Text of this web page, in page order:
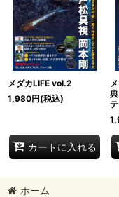
メダカLIFE vol.2
1,980円(税込)
カートに入れる
ホーム